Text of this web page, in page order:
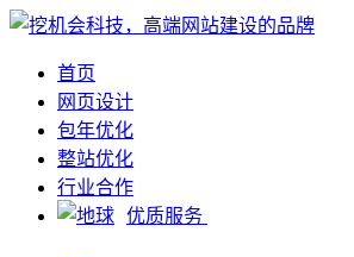
首页
网页设计
包年优化
整站优化
行业合作
优质服务